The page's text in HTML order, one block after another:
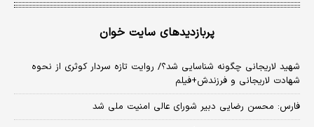
پربازدیدهای سایت خوان
شهید لاریجانی چگونه شناسایی شد؟/ روایت تازه سردار کوثری از نحوه
شهادت لاریجانی و فرزندش+فیلم
فارس: محسن رضایی دبیر شورای عالی امنیت ملی شد